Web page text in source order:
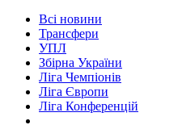
Всі новини
Трансфери
УПЛ
Збірна України
Ліга Чемпіонів
Ліга Європи
Ліга Конференцій